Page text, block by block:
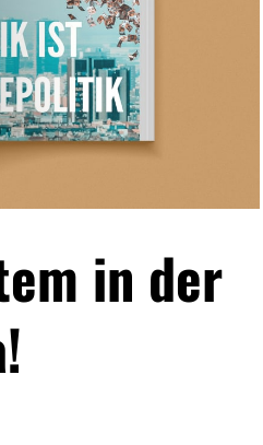
in der